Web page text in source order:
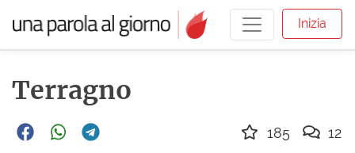
Inizia
Terragno
185 12